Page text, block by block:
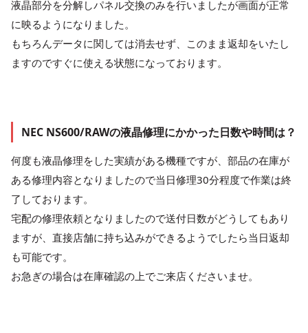
液晶部分を分解しパネル交換のみを行いましたが画面が正常
に映るようになりました。
もちろんデータに関しては消去せず、このまま返却をいたし
ますのですぐに使える状態になっております。
NEC NS600/RAWの液晶修理にかかった日数や時間は？
何度も液晶修理をした実績がある機種ですが、部品の在庫が
ある修理内容となりましたので当日修理30分程度で作業は終
了しております。
宅配の修理依頼となりましたので送付日数がどうしてもあり
ますが、直接店舗に持ち込みができるようでしたら当日返却
も可能です。
お急ぎの場合は在庫確認の上でご来店くださいませ。